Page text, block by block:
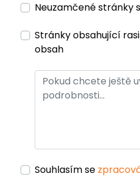
Neuzamčené stránky
Stránky obsahující
obsah
Souhlasím se